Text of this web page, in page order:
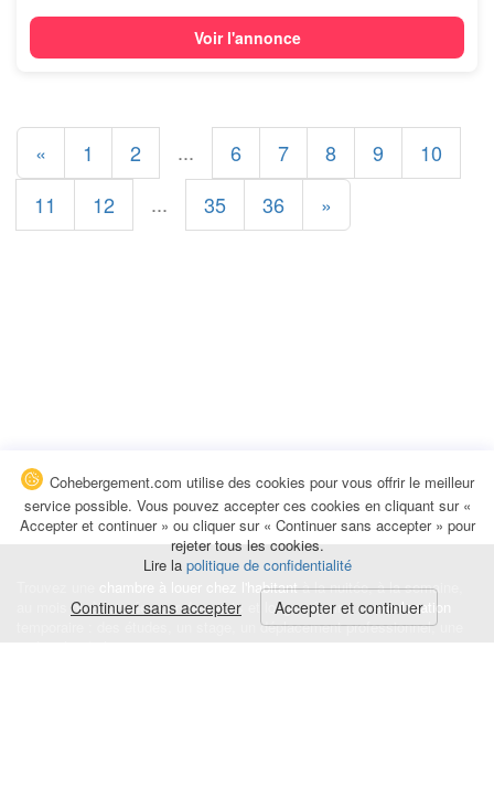
Voir l'annonce
« 1 2 ... 6 7 8 9
10
11
12 ... 35 36 »
chambre à louer chez l'habitantà la nuitée, à la semaine,
au mois ou à l'année pour de courts et longs séjours, unecolocation
temporaire : des études, un stage, un déplacement professionnel, une
Cohebergement.com utilise des cookies pour vous offrir le meilleur
service possible. Vous pouvez accepter ces cookies en cliquant sur «
Accepter et continuer » ou cliquer sur « Continuer sans accepter » pour
rejeter tous les cookies.
Lire la politique de confidentialité
Continuer sans accepter Accepter et continuer